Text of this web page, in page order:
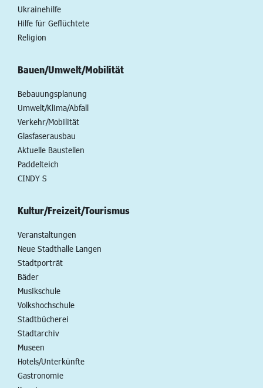
Ukrainehilfe
Hilfe für Geflüchtete
Religion
Bauen/Umwelt/Mobilität
Bebauungsplanung
Umwelt/Klima/Abfall
Verkehr/Mobilität
Glasfaserausbau
Aktuelle Baustellen
Paddelteich
CINDY S
Kultur/Freizeit/Tourismus
Veranstaltungen
Neue Stadthalle Langen
Stadtporträt
Bäder
Musikschule
Volkshochschule
Stadtbücherei
Stadtarchiv
Museen
Hotels/Unterkünfte
Gastronomie